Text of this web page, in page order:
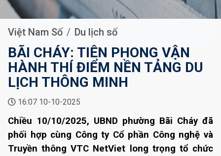
Việt Nam Số Du lịch số
BÃI CHÁY: TIÊN PHONG VẬN
HÀNH THÍ ĐIỂM NỀN TẢNG DU
LỊCH THÔNG MINH
16:07 10-10-2025
Chiều 10/10/2025, UBND phường Bãi Cháy đã
phối hợp cùng Công ty Cổ phần Công nghệ và
Truyền thông VTC NetViet long trọng tổ chức